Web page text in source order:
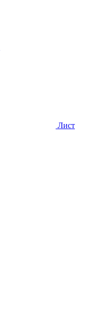
Лист